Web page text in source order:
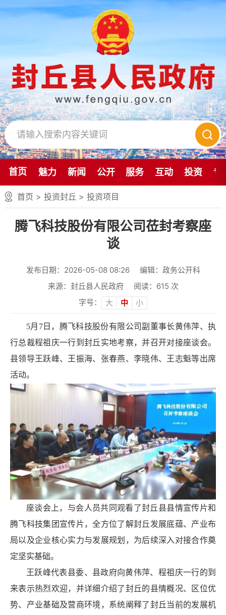
首页 魅力 新闻 公开 服务 互动 投资 专
首页 > 投资封丘 > 投资项目
腾飞科技股份有限公司莅封考察座
谈
发布日期：2026-05-08 08:26
编辑：政务公开科
来源：封丘县人民政府
阅读： 615 次
字号：
大 中 小
5月7日，腾飞科技股份有限公司副董事长黄伟萍、执
行总裁程祖庆一行到封丘实地考察，并召开对接座谈会。
县领导王跃峰、王振海、张春燕、李晓伟、王志魁等出席
活动。
座谈会上，与会人员共同观看了封丘县县情宣传片和
腾飞科技集团宣传片，全方位了解封丘发展底蕴、产业布
局以及企业核心实力与发展规划，为后续深入对接合作奠
定坚实基础。
王跃峰代表县委、县政府向黄伟萍、程祖庆一行的到
来表示热烈欢迎，并详细介绍了封丘的县情概况、区位优
势、产业基础及营商环境，系统阐释了封丘当前的发展机